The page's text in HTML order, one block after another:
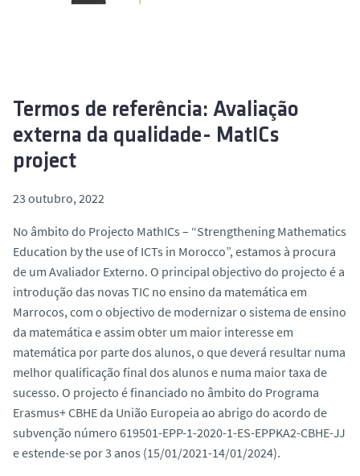
Termos de referência: Avaliação
externa da qualidade- MatICs
project
23 outubro, 2022
No âmbito do Projecto MathICs – “Strengthening Mathematics
Education by the use of ICTs in Morocco”, estamos à procura
de um Avaliador Externo. O principal objectivo do projecto é a
introdução das novas TIC no ensino da matemática em
Marrocos, com o objectivo de modernizar o sistema de ensino
da matemática e assim obter um maior interesse em
matemática por parte dos alunos, o que deverá resultar numa
melhor qualificação final dos alunos e numa maior taxa de
sucesso. O projecto é financiado no âmbito do Programa
Erasmus+ CBHE da União Europeia ao abrigo do acordo de
subvenção número 619501-EPP-1-2020-1-ES-EPPKA2-CBHE-JJ
e estende-se por 3 anos (15/01/2021-14/01/2024).